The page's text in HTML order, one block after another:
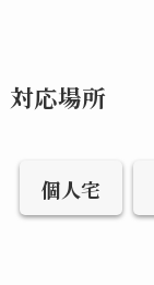
対応場所
個人宅